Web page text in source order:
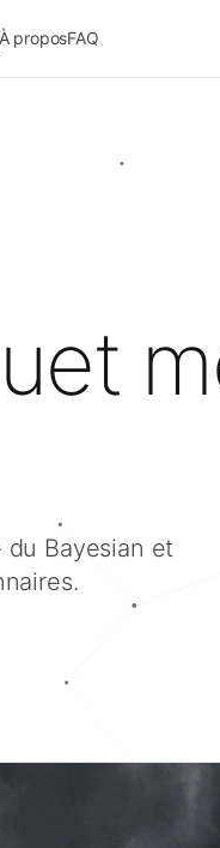
proposFAQ
Bayesian et